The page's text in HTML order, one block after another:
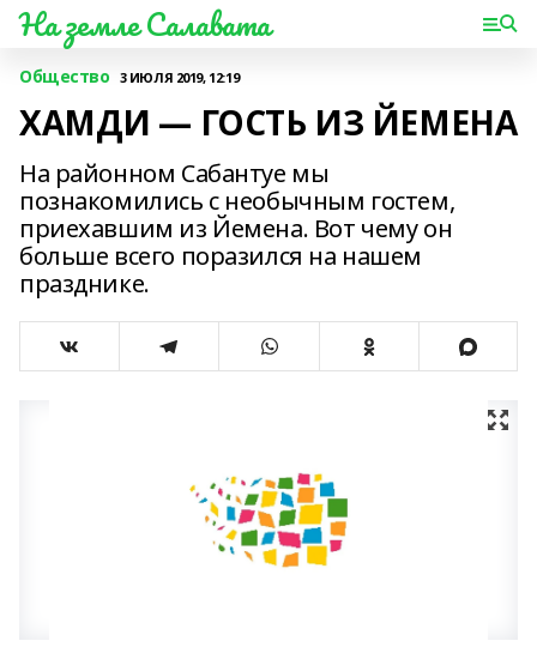
На земле Салавата
Общество 3 ИЮЛЯ 2019, 12:19
ХАМДИ — ГОСТЬ ИЗ ЙЕМЕНА
На районном Сабантуе мы
познакомились с необычным гостем,
приехавшим из Йемена. Вот чему он
больше всего поразился на нашем
празднике.